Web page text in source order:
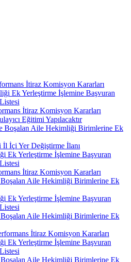
İtiraz Komisyon Kararları
Ek Yerleştirme İşlemine Başvuran
İtiraz Komisyon Kararları
Eğitimi Yapılacaktır
Boşalan Aile Hekimliği Birimlerine Ek
İl İçi Yer Değiştirme İlanı
Ek Yerleştirme İşlemine Başvuran
İtiraz Komisyon Kararları
Boşalan Aile Hekimliği Birimlerine Ek
Ek Yerleştirme İşlemine Başvuran
Boşalan Aile Hekimliği Birimlerine Ek
İtiraz Komisyon Kararları
Ek Yerleştirme İşlemine Başvuran
Boşalan Aile Hekimliği Birimlerine Ek